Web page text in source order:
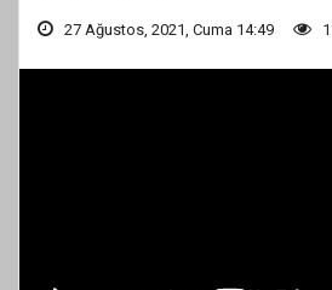
27 Ağustos, 2021, Cuma 14:49